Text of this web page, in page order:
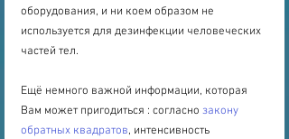
оборудования, и ни коем образом не
используется для дезинфекции человеческих
частей тел.
Ещё немного важной информации, которая
Вам может пригодиться : согласно закону
обратных квадратов, интенсивность